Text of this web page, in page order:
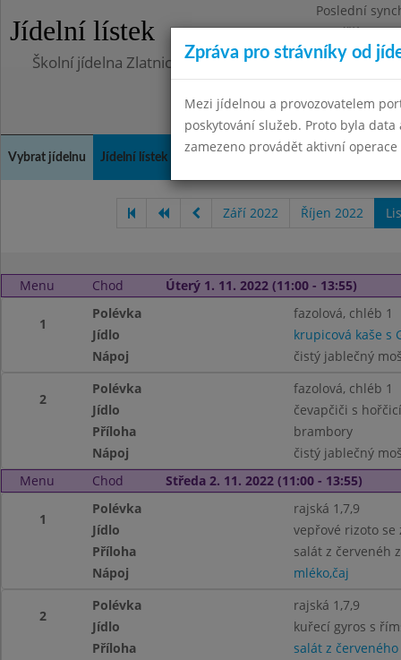
Jídelní lístek
Poslední
Pondělí
Školní jídelna Zlatnická
Vybrat jídelnu Jídelní lístek Kontakty a informace
Září 2022 Říjen 2022
Menu Chod Úterý 1. 11. 2022 (11:00 - 13:55)
1
Polévka
fazolová, chléb 1
Jídlo
krupicová kaše s
Nápoj
čistý jablečný
2
Polévka
fazolová, chléb 1
Jídlo
čevapčiči s
Příloha
brambory
Nápoj
čistý jablečný
Menu
Chod Středa 2. 11. 2022 (11:00 - 13:55)
1
Polévka
rajská 1,7,9
Jídlo
vepřové rizoto se
Příloha
salát z červenéh
Nápoj
mléko,čaj
2
Polévka
rajská 1,7,9
Jídlo
kuřecí gyros s
Příloha
salát z
Zpráva pro strávníky od
Mezi jídelnou a provozovatelem
poskytování služeb. Proto byla
zamezeno provádět aktivní